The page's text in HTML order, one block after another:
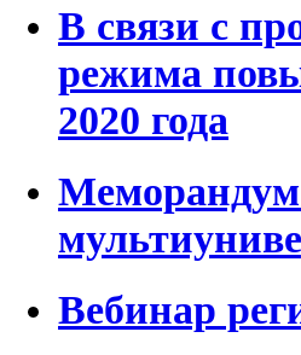
В связи с
режима
2020 года
Меморандум
Вебинар